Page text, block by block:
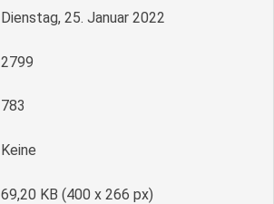
Dienstag, 25. Januar 2022
2799
783
Keine
69,20 KB (400 x 266 px)